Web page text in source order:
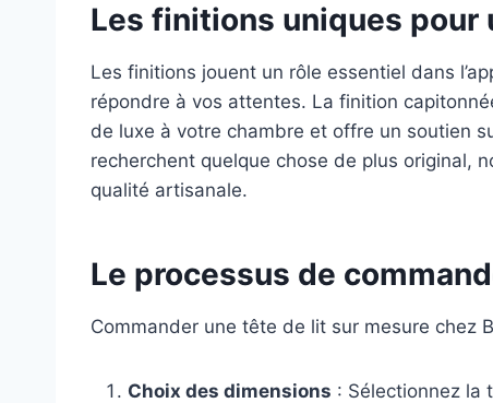
Les finitions uniques pour
Les finitions jouent un rôle essentiel dans
répondre à vos attentes. La finition
de luxe à votre chambre et offre un soutien
recherchent quelque chose de plus original,
qualité artisanale.
Le processus de
Commander une tête de lit sur mesure chez
Choix des dimensions : Sélectionnez la